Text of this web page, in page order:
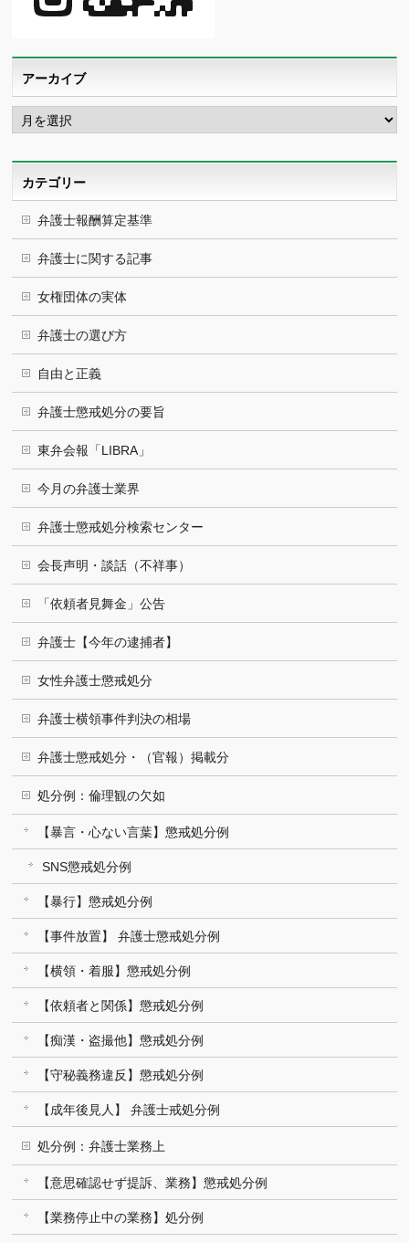
アーカイブ
ア
ー
カ
カテゴリー
弁護士報酬算定基準
弁護士に関する記事
女権団体の実体
弁護士の選び方
自由と正義
弁護士懲戒処分の要旨
東弁会報「LIBRA」
今月の弁護士業界
弁護士懲戒処分検索センター
会長声明・談話（不祥事）
「依頼者見舞金」公告
弁護士【今年の逮捕者】
女性弁護士懲戒処分
弁護士横領事件判決の相場
弁護士懲戒処分・（官報）掲載分
処分例：倫理観の欠如
【暴言・心ない言葉】懲戒処分例
SNS懲戒処分例
【暴行】懲戒処分例
【事件放置】 弁護士懲戒処分例
【横領・着服】懲戒処分例
【依頼者と関係】懲戒処分例
【痴漢・盗撮他】懲戒処分例
【守秘義務違反】懲戒処分例
【成年後見人】 弁護士戒処分例
処分例：弁護士業務上
【意思確認せず提訴、業務】懲戒処分例
【業務停止中の業務】処分例